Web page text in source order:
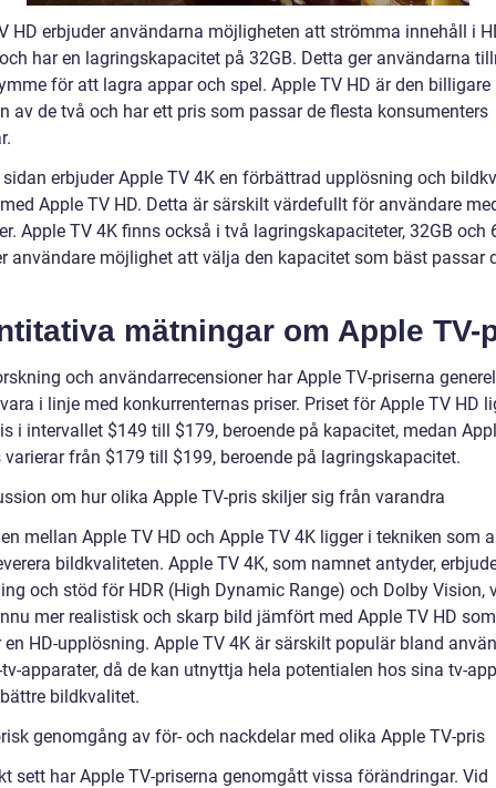
HD erbjuder användarna möjligheten att strömma innehåll i
har en lagringskapacitet på 32GB. Detta ger användarna
för att lagra appar och spel. Apple TV HD är den billigare
av de två och har ett pris som passar de flesta konsumenters
erbjuder Apple TV 4K en förbättrad upplösning och
Apple TV HD. Detta är särskilt värdefullt för användare
Apple TV 4K finns också i två lagringskapaciteter, 32GB och
användare möjlighet att välja den kapacitet som bäst passar
mätningar om Apple TV-
och användarrecensioner har Apple TV-priserna
i linje med konkurrenternas priser. Priset för Apple TV HD
i intervallet $149 till $179, beroende på kapacitet, medan
varierar från $179 till $199, beroende på lagringskapacitet.
om hur olika Apple TV-pris skiljer sig från varandra
mellan Apple TV HD och Apple TV 4K ligger i tekniken som
bildkvaliteten. Apple TV 4K, som namnet antyder,
och stöd för HDR (High Dynamic Range) och Dolby Vision,
mer realistisk och skarp bild jämfört med Apple TV HD
en HD-upplösning. Apple TV 4K är särskilt populär bland
apparater, då de kan utnyttja hela potentialen hos sina tv-
bildkvalitet.
genomgång av för- och nackdelar med olika Apple TV-pris
sett har Apple TV-priserna genomgått vissa förändringar. Vid